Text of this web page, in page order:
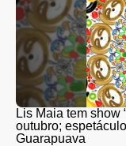
Lis Maia tem show
outubro;
Guarapuava